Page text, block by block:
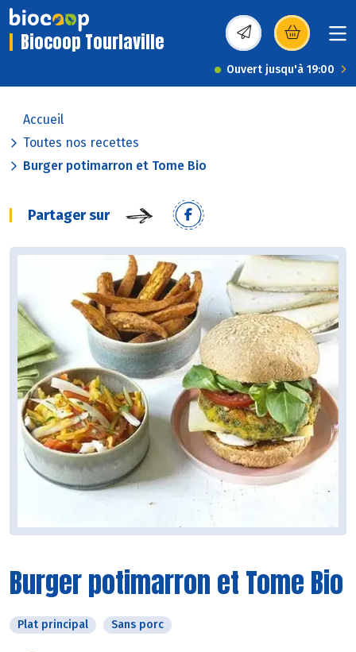
Biocoop Tourlaville (s’ouvre dans une
Ouvert jusqu'à 19:00
Accueil
Toutes nos recettes
Burger potimarron et Tome Bio
Partager sur
Burger potimarron et Tome Bio
Plat principal Sans porc